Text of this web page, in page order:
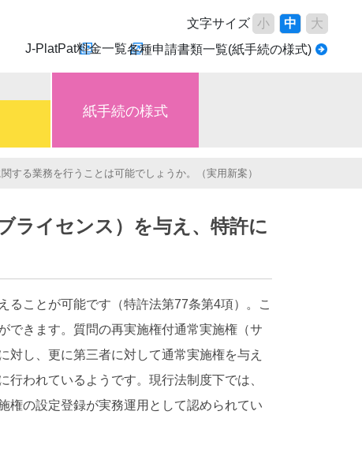
文字サイズ 小 中
大
J-PlatPat料金一覧各種申請書類一覧(紙手続の様式)
紙手続の様式
する業務を行うことは可能でしょうか。（実用新案）
ライセンス）を与え、特許に
ことが可能です（特許法第77条第4項）。こ
できます。質問の再実施権付通常実施権（サ
し、更に第三者に対して通常実施権を与え
われているようです。現行法制度下では、
権の設定登録が実務運用として認められてい